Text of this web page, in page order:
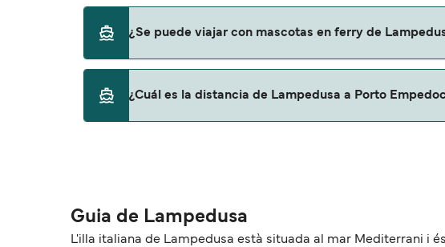
¿Se puede viajar con mascotas en ferry de
con mascotas con:
¿Cuál es la distancia de Lampedusa a Porto
Guia de Lampedusa
L'illa italiana de Lampedusa està situada al mar Mediterrani i